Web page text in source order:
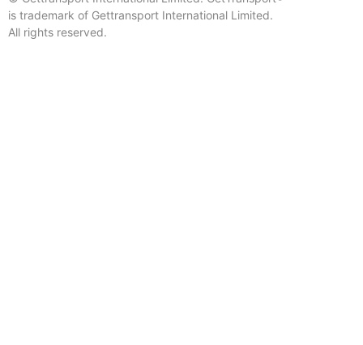
is trademark of Gettransport International Limited.
All rights reserved.